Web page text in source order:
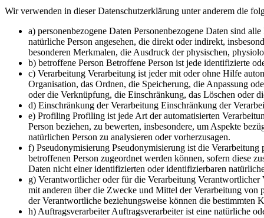
Wir verwenden in dieser Datenschutzerklärung unter anderem die
a) personenbezogene Daten Personenbezogene Daten sind
natürliche Person angesehen, die direkt oder indirekt,
besonderen Merkmalen, die Ausdruck der physischen,
b) betroffene Person Betroffene Person ist jede identifizierte
c) Verarbeitung Verarbeitung ist jeder mit oder ohne Hilfe
Organisation, das Ordnen, die Speicherung, die Anpassung
oder die Verknüpfung, die Einschränkung, das Löschen oder
d) Einschränkung der Verarbeitung Einschränkung der
e) Profiling Profiling ist jede Art der automatisierten
Person beziehen, zu bewerten, insbesondere, um Aspekte
natürlichen Person zu analysieren oder vorherzusagen.
f) Pseudonymisierung Pseudonymisierung ist die
betroffenen Person zugeordnet werden können, sofern diese
Daten nicht einer identifizierten oder identifizierbaren
g) Verantwortlicher oder für die Verarbeitung
mit anderen über die Zwecke und Mittel der Verarbeitung von
der Verantwortliche beziehungsweise können die bestimmten
h) Auftragsverarbeiter Auftragsverarbeiter ist eine natürliche